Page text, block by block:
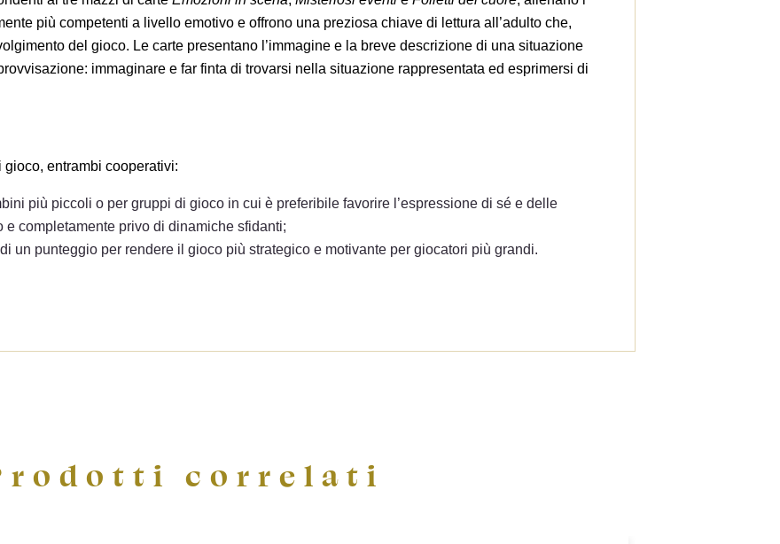
×
((cancelText))
×
((cancelText)) ((loginText))
più competenti a livello emotivo e offrono una preziosa chiave di lettura all’adulto che,
del gioco. Le carte presentano l’immagine e la breve descrizione di una situazione
immaginare e far finta di trovarsi nella situazione rappresentata ed esprimersi di
entrambi cooperativi:
più piccoli o per gruppi di gioco in cui è preferibile favorire l’espressione di sé e delle
completamente privo di dinamiche sfidanti;
un punteggio per rendere il gioco più strategico e motivante per giocatori più grandi.
correlati